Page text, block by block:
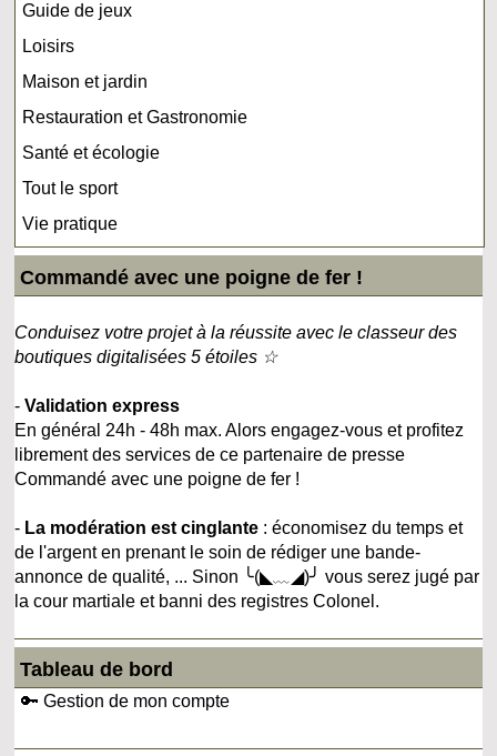
Guide de jeux
Loisirs
Maison et jardin
Restauration et Gastronomie
Santé et écologie
Tout le sport
Vie pratique
Commandé avec une poigne de fer !
Conduisez votre projet à la réussite avec le classeur des
boutiques digitalisées 5 étoiles ☆
-Validation express
En général 24h - 48h max. Alors engagez-vous et profitez
librement des services de ce partenaire de presse
Commandé avec une poigne de fer !
- La modération est cinglante : économisez du temps et
de l'argent en prenant le soin de rédiger une bande-
annonce de qualité, ... Sinon ╰(◣﹏◢)╯ vous serez jugé par
la cour martiale et banni des registres Colonel.
Tableau de bord
🔑 Gestion de mon compte